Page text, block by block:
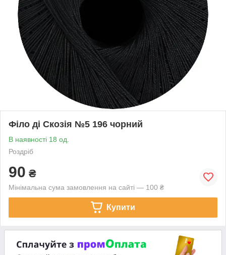
Філо ді Скозія №5 196 чорний
В наявності 18 од.
Роздріб
90 ₴
Мінімальна сума замовлення на сайті — 100 ₴
Купити